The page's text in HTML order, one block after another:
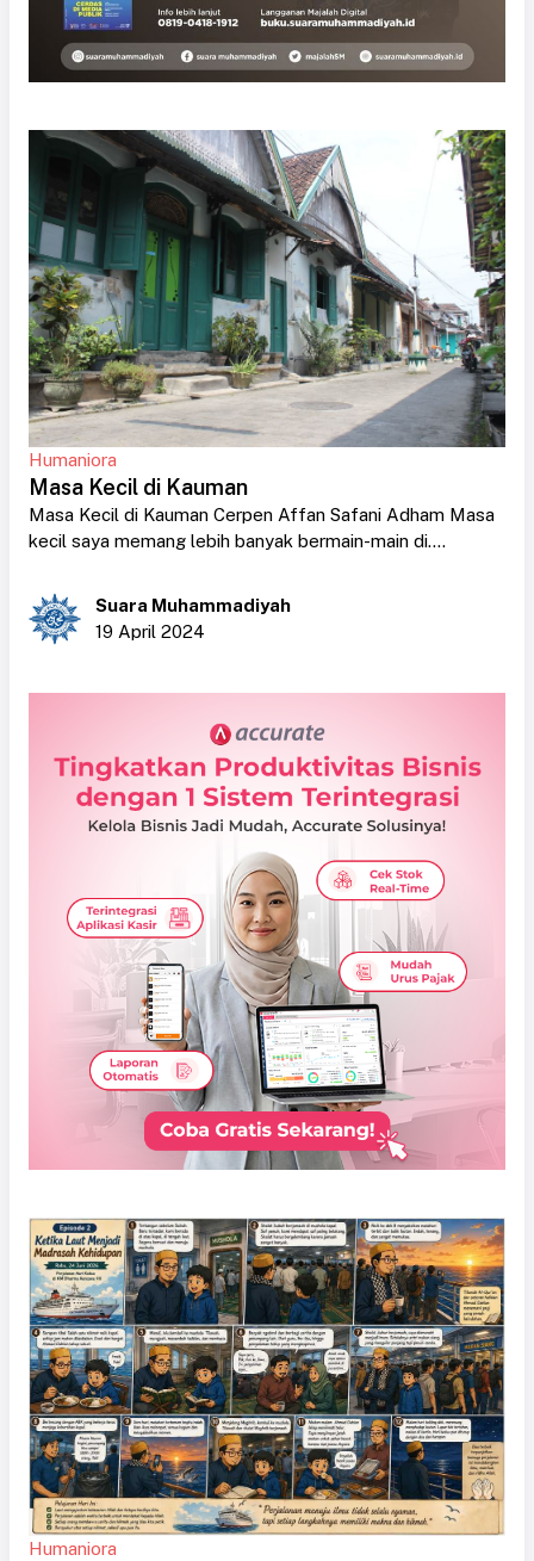
Humaniora
Masa Kecil di Kauman
Masa Kecil di Kauman Cerpen Affan Safani Adham Masa
kecil saya memang lebih banyak bermain-main di....
Suara Muhammadiyah
19 April 2024
Humaniora